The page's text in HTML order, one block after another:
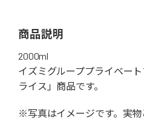
商品説明
2000ml
イズミグループプライベー
ライス」商品です。
※写真はイメージです。実